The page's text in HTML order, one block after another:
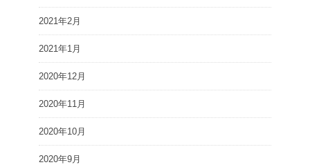
2021年2月
2021年1月
2020年12月
2020年11月
2020年10月
2020年9月